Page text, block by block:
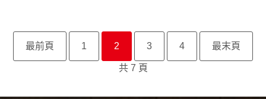
最前頁 1 2 3 4 最末頁
共 7 頁